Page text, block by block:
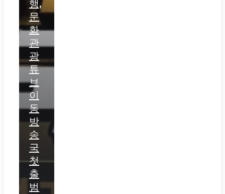
행,
문
화
관
광
튜
브
이
동
방
송
국
첫
출
범